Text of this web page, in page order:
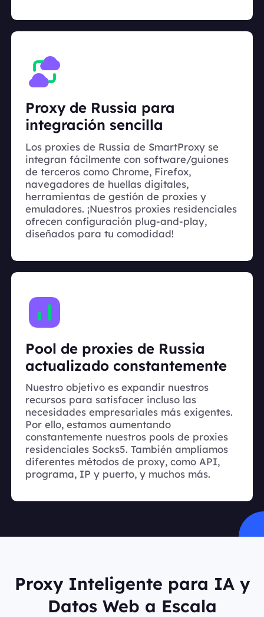
Proxy de Russia para
integración sencilla
Los proxies de Russia de SmartProxy se
integran fácilmente con software/guiones
de terceros como Chrome, Firefox,
navegadores de huellas digitales,
herramientas de gestión de proxies y
emuladores. ¡Nuestros proxies residenciales
ofrecen configuración plug-and-play,
diseñados para tu comodidad!
Pool de proxies de Russia
actualizado constantemente
Nuestro objetivo es expandir nuestros
recursos para satisfacer incluso las
necesidades empresariales más exigentes.
Por ello, estamos aumentando
constantemente nuestros pools de proxies
residenciales Socks5. También ampliamos
diferentes métodos de proxy, como API,
programa, IP y puerto, y muchos más.
Proxy Inteligente para IA y
Datos Web a Escala